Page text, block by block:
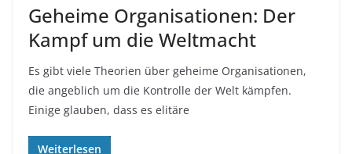
Geheime Organisationen: Der
Kampf um die Weltmacht
Es gibt viele Theorien über geheime Organisationen,
die angeblich um die Kontrolle der Welt kämpfen.
Einige glauben, dass es elitäre
Weiterlesen